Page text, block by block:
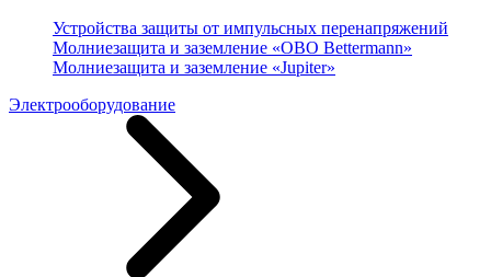
Устройства защиты от импульсных перенапряжений
Молниезащита и заземление «OBO Bettermann»
Молниезащита и заземление «Jupiter»
Электрооборудование